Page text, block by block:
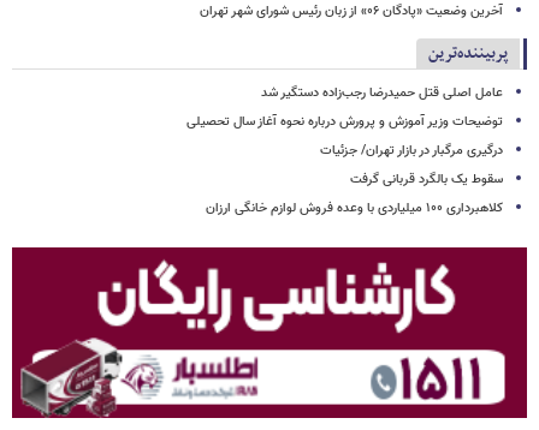
آخرین وضعیت «پادگان ۰۶» از زبان رئیس شورای شهر تهران
پربیننده‌ترین
عامل اصلی قتل حمیدرضا رجب‌زاده دستگیر شد
توضیحات وزیر آموزش و پرورش درباره نحوه آغاز سال تحصیلی
درگیری مرگبار در بازار تهران/ جزئیات
سقوط یک بالگرد قربانی گرفت
کلاهبرداری ۱۰۰ میلیاردی با وعده فروش لوازم خانگی ارزان